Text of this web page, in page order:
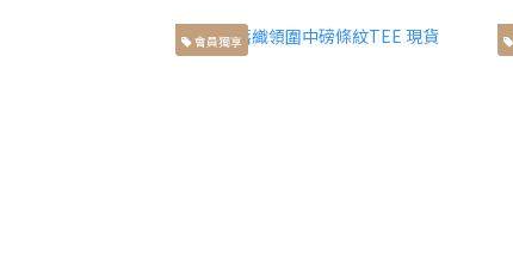
會員獨享